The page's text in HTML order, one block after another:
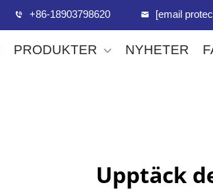
+86-18903798620 [email
PRODUKTER NYHETER
Upptäck